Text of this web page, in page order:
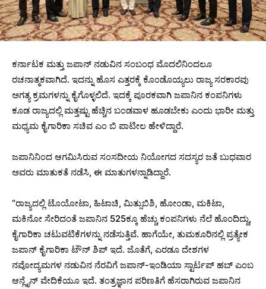
ಕರ್ನಾಟಕ ಮತ್ತು ಜಪಾನ್ ನಡುವಿನ ಸಂಬಂಧ ಮೊದಲಿನಿಂದಲೂ
ರಚನಾತ್ಮಕವಾಗಿದೆ. ಇದನ್ನು ಹೊಸ ಎತ್ತರಕ್ಕೆ ಕೊಂಡೊಯ್ಯಲು ರಾಜ್ಯ ಸರಕಾರವು
ಅಗತ್ಯ ಕ್ರಮಗಳನ್ನು ಕೈಗೊಳ್ಳಲಿದೆ. ಇದಕ್ಕೆ ಪೂರಕವಾಗಿ ಜಪಾನಿನ ಕಂಪನಿಗಳು
ಕೂಡ ರಾಜ್ಯದಲ್ಲಿ ಮತ್ತಷ್ಟು ಹೆಚ್ಚಿನ ಬಂಡವಾಳ ಹೂಡಬೇಕು ಎಂದು ಭಾರೀ ಮತ್ತು
ಮಧ್ಯಮ ಕೈಗಾರಿಕಾ ಸಚಿವ ಎಂ ಬಿ ಪಾಟೀಲ ಹೇಳಿದ್ದಾರೆ.
ಜಪಾನಿನಿಂದ ಆಗಮಿಸಿರುವ ಸಂಸದೀಯ ನಿಯೋಗದ ಸದಸ್ಯರ ಜತೆ ಬುಧವಾರ
ಅವರು ಮಾತುಕತೆ ನಡೆಸಿ, ಈ ಮಾತುಗಳನ್ನಾಡಿದ್ದಾರೆ.
“ರಾಜ್ಯದಲ್ಲಿ ಟೊಯೋಟಾ, ಹಿಟಾಚಿ, ಮಿತ್ಸುಬಿಶಿ, ಹೋಂಡಾ, ಮಕಿಟಾ,
ಮಕಿನೋ ಸೇರಿದಂತೆ ಜಪಾನಿನ 525ಕ್ಕೂ ಹೆಚ್ಚು ಕಂಪನಿಗಳು ನೆಲೆ ಹೊಂದಿದ್ದು,
ಕೈಗಾರಿಕಾ ಚಟುವಟಿಕೆಗಳನ್ನು ನಡೆಸುತ್ತಿವೆ. ಹಾಗೆಯೇ, ತುಮಕೂರಿನಲ್ಲಿ ಪ್ರತ್ಯೇಕ
ಜಪಾನ್ ಕೈಗಾರಿಕಾ ಟೌನ್ ಶಿಪ್ ಇದೆ. ಜೊತೆಗೆ, ಎರಡೂ ದೇಶಗಳ
ನವೋದ್ಯಮಗಳ ನಡುವಿನ ನೆರವಿಗೆ ಜಪಾನ್-ಇಂಡಿಯಾ ಸ್ಟಾರ್ಟಪ್ ಹಬ್ ಎಂಬ
ಆನ್ಲೈನ್ ವೇದಿಕೆಯೂ ಇದೆ. ತಂತ್ರಜ್ಞಾನ ಪರಿಣತಿಗೆ ಹೆಸರಾಗಿರುವ ಜಪಾನಿನ